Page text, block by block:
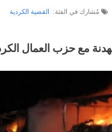
مُشارك في الفئة: القضية الكردية
الهدنة مع حزب العمال